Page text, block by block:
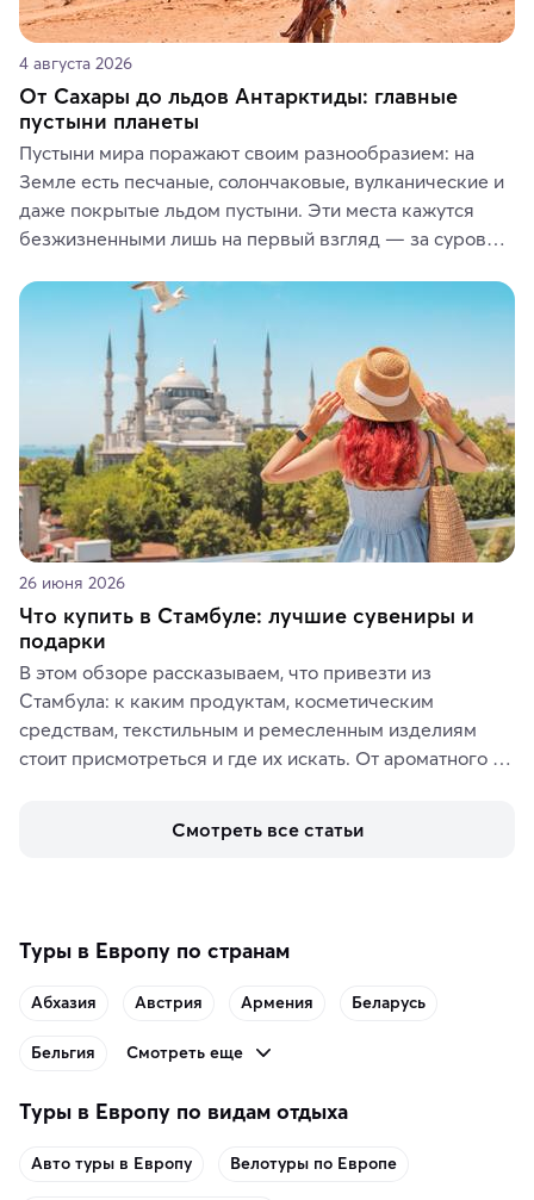
4 августа 2026
От Сахары до льдов Антарктиды: главные
пустыни планеты
Пустыни мира поражают своим разнообразием: на
Земле есть песчаные, солончаковые, вулканические и
даже покрытые льдом пустыни. Эти места кажутся
безжизненными лишь на первый взгляд — за суровой
животные и маршруты, которые дарят одни из самых
ярких впечатлений от путешествий.
26 июня 2026
Что купить в Стамбуле: лучшие сувениры и
подарки
В этом обзоре рассказываем, что привезти из
Стамбула: к каким продуктам, косметическим
средствам, текстильным и ремесленным изделиям
стоит присмотреться и где их искать. От ароматного
аутентичных лавках — в подарок близким или себе на
Смотреть все статьи
Туры в Европу по странам
Абхазия Австрия Армения Беларусь
Бельгия Смотреть еще
Туры в Европу по видам отдыха
Авто туры в Европу Велотуры по Европе